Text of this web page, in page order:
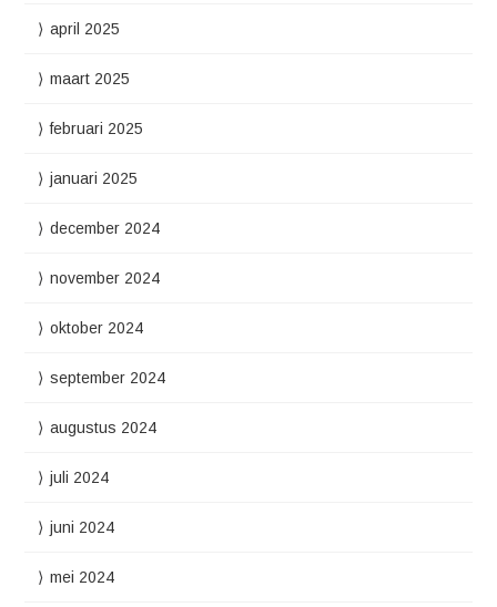
april 2025
maart 2025
februari 2025
januari 2025
december 2024
november 2024
oktober 2024
september 2024
augustus 2024
juli 2024
juni 2024
mei 2024